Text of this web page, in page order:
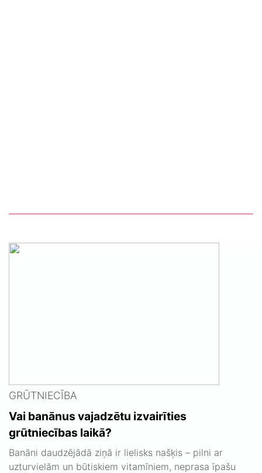
GRŪTNIECĪBA
Vai banānus vajadzētu izvairīties
grūtniecības laikā?
Banāni daudzējādā ziņā ir lielisks našķis – pilni ar
uzturvielām un būtiskiem vitamīniem, neprasa īpašu